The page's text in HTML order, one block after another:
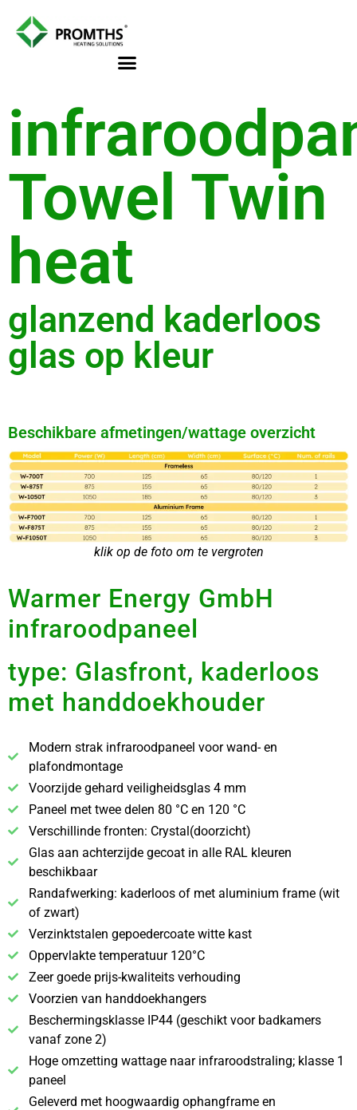
inhoud
Towel Twin
heat
glanzend kaderloos
glas op kleur
Beschikbare afmetingen/wattage overzicht
klik op de foto om te vergroten
Warmer Energy GmbH
infraroodpaneel
type: Glasfront, kaderloos
met handdoekhouder
Modern strak infraroodpaneel voor wand- en
plafondmontage
Voorzijde gehard veiligheidsglas 4 mm
Paneel met twee delen 80 °C en 120 °C
Verschillinde fronten: Crystal(doorzicht)
Glas aan achterzijde gecoat in alle RAL kleuren
beschikbaar
Randafwerking: kaderloos of met aluminium frame (wit
of zwart)
Verzinktstalen gepoedercoate witte kast
Oppervlakte temperatuur 120°C
Zeer goede prijs-kwaliteits verhouding
Voorzien van handdoekhangers
Beschermingsklasse IP44 (geschikt voor badkamers
vanaf zone 2)
Hoge omzetting wattage naar infraroodstraling; klasse 1
paneel
Geleverd met hoogwaardig ophangframe en